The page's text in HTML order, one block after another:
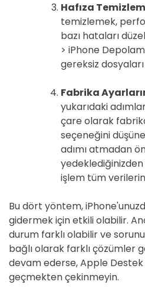
Hafıza
temizlemek,
bazı hataları
> iPhone
gereksiz
Fabrika
yukarıdaki
çare olarak
seçeneğini
adımı atmadan
işlem tüm
Bu dört yöntem,
gidermek için etkili olabilir.
durum farklı olabilir ve
bağlı olarak farklı çözümler
devam ederse, Apple
geçmekten çekinmeyin.